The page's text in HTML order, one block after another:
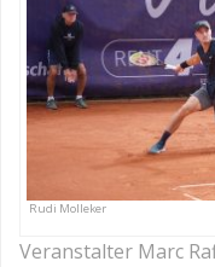
Rudi Molleker
Veranstalter Marc